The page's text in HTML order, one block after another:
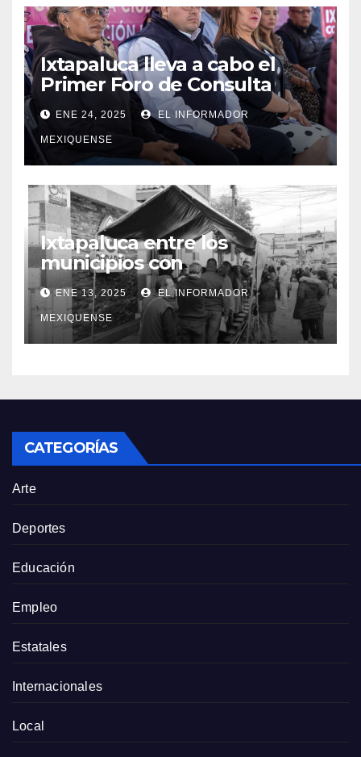
Ixtapaluca lleva a cabo el
Primer Foro de Consulta
Ciudadana»
ENE 24, 2025 EL INFORMADOR
MEXIQUENSE
Ixtapaluca entre los
municipios con
tarifas bajas en el servicio de
agua potable
ENE 13, 2025 EL INFORMADOR
MEXIQUENSE
CATEGORÍAS
Arte
Deportes
Educación
Empleo
Estatales
Internacionales
Local